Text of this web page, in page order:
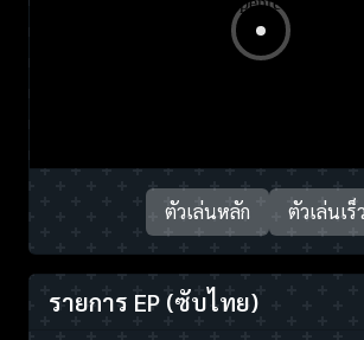
ตัวเล่นหลัก ตัวเล่นเร็
รายการ EP (ซับไทย)